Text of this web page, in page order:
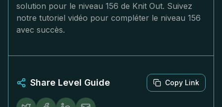
solution pour le niveau 156 de Knit Out. Suivez
notre tutoriel vidéo pour compléter le niveau 156
avec succès.
Share Level Guide Copy Link